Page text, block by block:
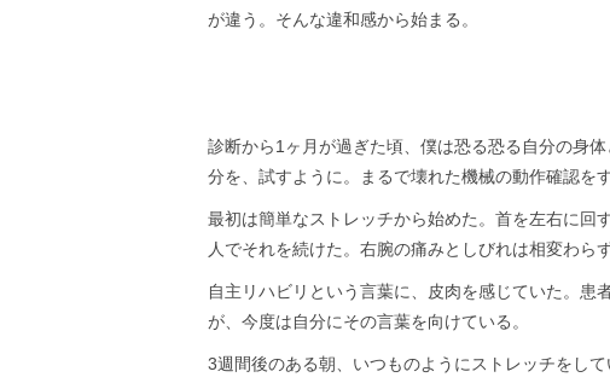
が違う。そんな違和感から始まる。
診断から1ヶ月が過ぎた頃、僕は恐る恐る自分の身
分を、試すように。まるで壊れた機械の動作確認を
最初は簡単なストレッチから始めた。首を左右に回
人でそれを続けた。右腕の痛みとしびれは相変わら
自主リハビリという言葉に、皮肉を感じていた。
が、今度は自分にその言葉を向けている。
3週間後のある朝、いつものようにストレッチをし